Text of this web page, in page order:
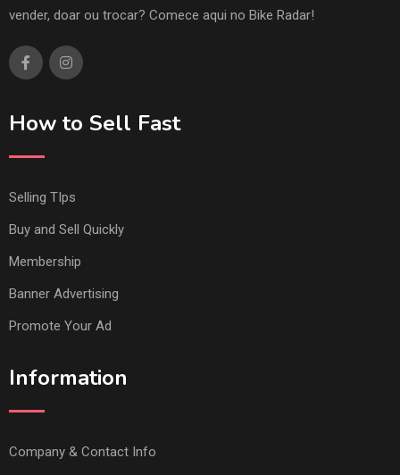
vender, doar ou trocar? Comece aqui no Bike Radar!
How to Sell Fast
Selling TIps
Buy and Sell Quickly
Membership
Banner Advertising
Promote Your Ad
Information
Company & Contact Info